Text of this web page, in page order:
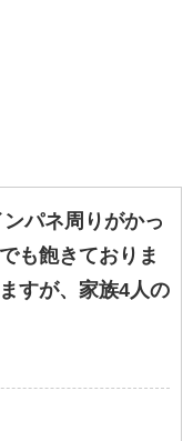
パネ周りがかっ
も飽きておりま
すが、家族4人の